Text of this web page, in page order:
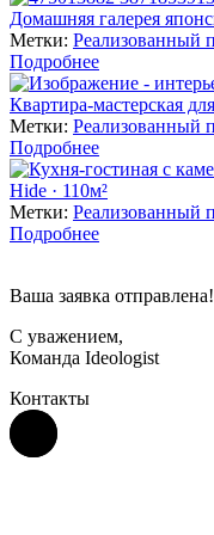
Домашняя галерея
Метки: Реализованный
Подробнее
Квартира-мастерская
Метки: Реализованный
Подробнее
Hide · 110м²
Метки: Реализованный
Подробнее
Ваша заявка
С уважением,
Команда Ideologist
Контакты